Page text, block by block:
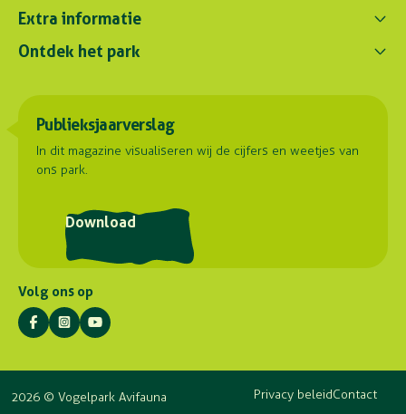
Contact ons
0172 - 256 256
contact@avifauna.nl
Parkadres
Hoorn 59
2404 HG Alphen aan den Rijn
Routebeschrijving
Postadres
Stuyvesantlaan 23
2404 XN Alphen aan den Rijn
Extra informatie
Parkregelement
Duurzaamheid
Samenwerkingen
Contact
Ontdek het park
Onze dieren
Plattegrond
Publieksjaarverslag
In dit magazine visualiseren wij de cijfers en weetjes van
ons park.
Download
Volg ons op
2026 © Vogelpark Avifauna Privacy beleidContact